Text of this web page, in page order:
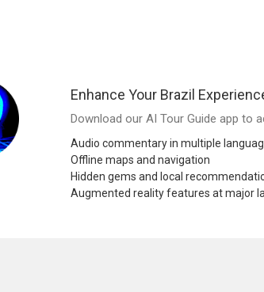
Enhance Your Brazil
Download our AI Tour Guide app to
Audio commentary in multiple
Offline maps and navigation
Hidden gems and local
Augmented reality features at major